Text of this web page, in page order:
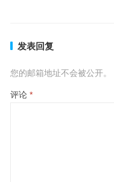
发表回复
您的邮箱地址不会被公开。
评论 *